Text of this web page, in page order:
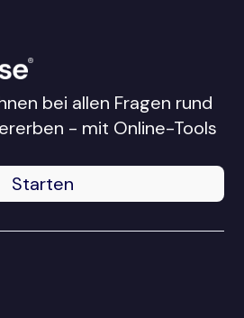
bei allen Fragen rund
- mit Online-Tools
Starten